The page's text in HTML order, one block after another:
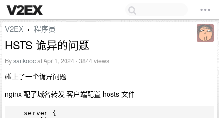
V2EX › 程序员
HSTS 诡异的问题
Bysankoocat Apr 1, 2024 · 3844 views
碰上了一个诡异问题
nginx 配了域名转发 客户端配置 hosts 文件